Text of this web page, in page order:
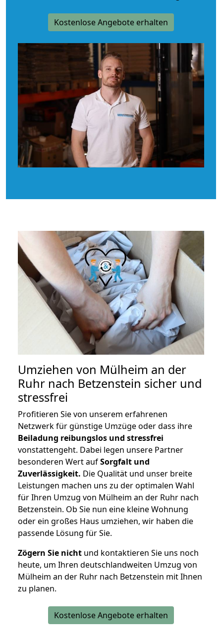
Kostenlose Angebote erhalten
Umziehen von Mülheim an der
Ruhr nach Betzenstein sicher und
stressfrei
Profitieren Sie von unserem erfahrenen
Netzwerk für günstige Umzüge oder dass ihre
Beiladung reibungslos und stressfrei
vonstattengeht. Dabei legen unsere Partner
besonderen Wert aufSorgfalt und
Zuverlässigkeit. Die Qualität und unser breite
Leistungen machen uns zu der optimalen Wahl
für Ihren Umzug von Mülheim an der Ruhr nach
Betzenstein. Ob Sie nun eine kleine Wohnung
oder ein großes Haus umziehen, wir haben die
passende Lösung für Sie.
Zögern Sie nicht und kontaktieren Sie uns noch
heute, um Ihren deutschlandweiten Umzug von
Mülheim an der Ruhr nach Betzenstein mit Ihnen
zu planen.
Kostenlose Angebote erhalten